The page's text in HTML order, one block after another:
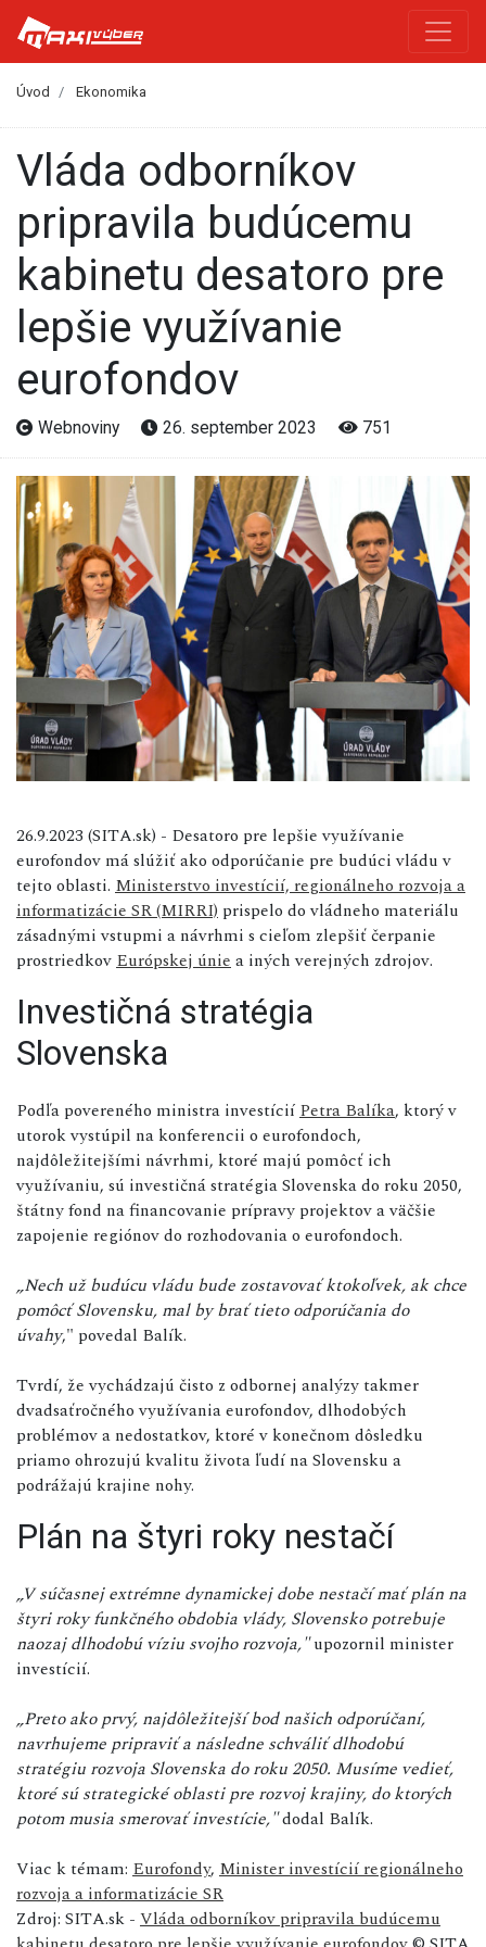
Úvod Ekonomika
Vláda odborníkov
pripravila budúcemu
kabinetu desatoro pre
lepšie využívanie
eurofondov
Webnoviny 26. september 2023 751
26.9.2023 (SITA.sk) - Desatoro pre lepšie využívanie
eurofondov má slúžiť ako odporúčanie pre budúci vládu v
tejto oblasti. Ministerstvo investícií, regionálneho rozvoja a
informatizácie SR (MIRRI) prispelo do vládneho materiálu
zásadnými vstupmi a návrhmi s cieľom zlepšiť čerpanie
prostriedkovEurópskej úniea iných verejných zdrojov.
Investičná stratégia
Slovenska
Podľa povereného ministra investíciíPetra Balíka, ktorý v
utorok vystúpil na konferencii o eurofondoch,
najdôležitejšími návrhmi, ktoré majú pomôcť ich
využívaniu, sú investičná stratégia Slovenska do roku 2050,
štátny fond na financovanie prípravy projektov a väčšie
zapojenie regiónov do rozhodovania o eurofondoch.
„Nech už budúcu vládu bude zostavovať ktokoľvek, ak chce
pomôcť Slovensku, mal by brať tieto odporúčania do
úvahy," povedal Balík.
Tvrdí, že vychádzajú čisto z odbornej analýzy takmer
dvadsaťročného využívania eurofondov, dlhodobých
problémov a nedostatkov, ktoré v konečnom dôsledku
priamo ohrozujú kvalitu života ľudí na Slovensku a
podrážajú krajine nohy.
Plán na štyri roky nestačí
„V súčasnej extrémne dynamickej dobe nestačí mať plán na
štyri roky funkčného obdobia vlády, Slovensko potrebuje
naozaj dlhodobú víziu svojho rozvoja,"upozornil minister
investícií.
„Preto ako prvý, najdôležitejší bod našich odporúčaní,
navrhujeme pripraviť a následne schváliť dlhodobú
stratégiu rozvoja Slovenska do roku 2050. Musíme vedieť,
ktoré sú strategické oblasti pre rozvoj krajiny, do ktorých
potom musia smerovať investície,"dodal Balík.
Viac k témam: Eurofondy, Minister investícií regionálneho
rozvoja a informatizácie SR
Zdroj: SITA.sk - Vláda odborníkov pripravila budúcemu